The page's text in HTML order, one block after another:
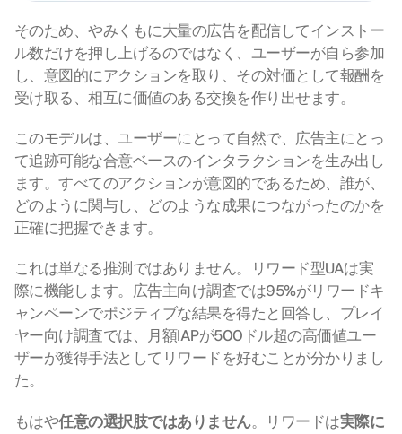
そのため、やみくもに大量の広告を配信してインストー
ル数だけを押し上げるのではなく、ユーザーが自ら参加
し、意図的にアクションを取り、その対価として報酬を
受け取る、相互に価値のある交換を作り出せます。
このモデルは、ユーザーにとって自然で、広告主にとっ
て追跡可能な合意ベースのインタラクションを生み出し
ます。すべてのアクションが意図的であるため、誰が、
どのように関与し、どのような成果につながったのかを
正確に把握できます。
これは単なる推測ではありません。リワード型UAは実
際に機能します。広告主向け調査では95%がリワードキ
ャンペーンでポジティブな結果を得たと回答し、プレイ
ヤー向け調査では、月額IAPが500ドル超の高価値ユー
ザーが獲得手法としてリワードを好むことが分かりまし
た。
もはや任意の選択肢ではありません。リワードは実際に